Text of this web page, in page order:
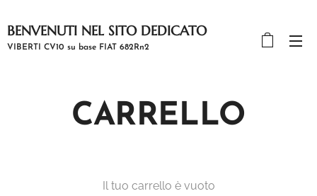
BENVENUTI NEL SITO DEDICATO
A RE GINO
VIBERTI CV10 su base FIAT 682Rn2
CARRELLO
Il tuo carrello è vuoto